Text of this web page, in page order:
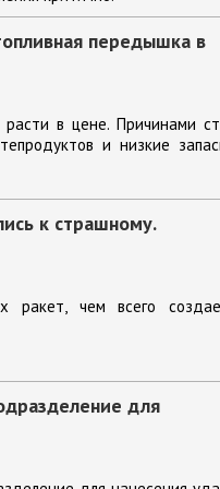
передышка в
в цене. Причинами
и низкие
к страшному.
ракет, чем всего
для